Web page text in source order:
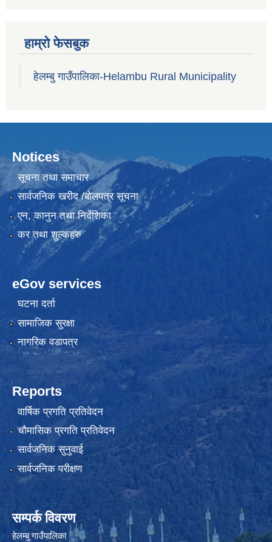
हाम्रो फेसबुक
हेलम्बु गाउँपालिका-Helambu Rural Municipality
Notices
सूचना तथा समाचार
सार्वजनिक खरीद /बोलपत्र सूचना
एन, कानुन तथा निर्देशिका
कर तथा शुल्कहरु
eGov services
घटना दर्ता
सामाजिक सुरक्षा
नागरिक वडापत्र
Reports
वार्षिक प्रगति प्रतिवेदन
चौमासिक प्रगति प्रतिवेदन
सार्वजनिक सुनुवाई
सार्वजनिक परीक्षण
सम्पर्क विवरण
हेलम्बु गाउँपालिका